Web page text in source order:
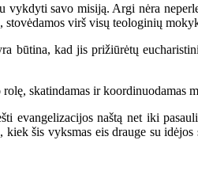
vykdyti savo misiją. Argi nėra
virš visų teologinių
kad jis prižiūrėtų
skatindamas ir koordinuodamas
naštą net iki
šis vyksmas eis drauge su